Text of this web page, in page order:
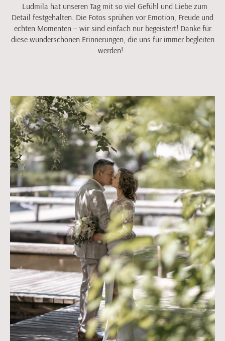
Ludmila hat unseren Tag mit so viel Gefühl und Liebe zum
Detail festgehalten. Die Fotos sprühen vor Emotion, Freude und
echten Momenten – wir sind einfach nur begeistert! Danke für
diese wunderschönen Erinnerungen, die uns für immer begleiten
werden!